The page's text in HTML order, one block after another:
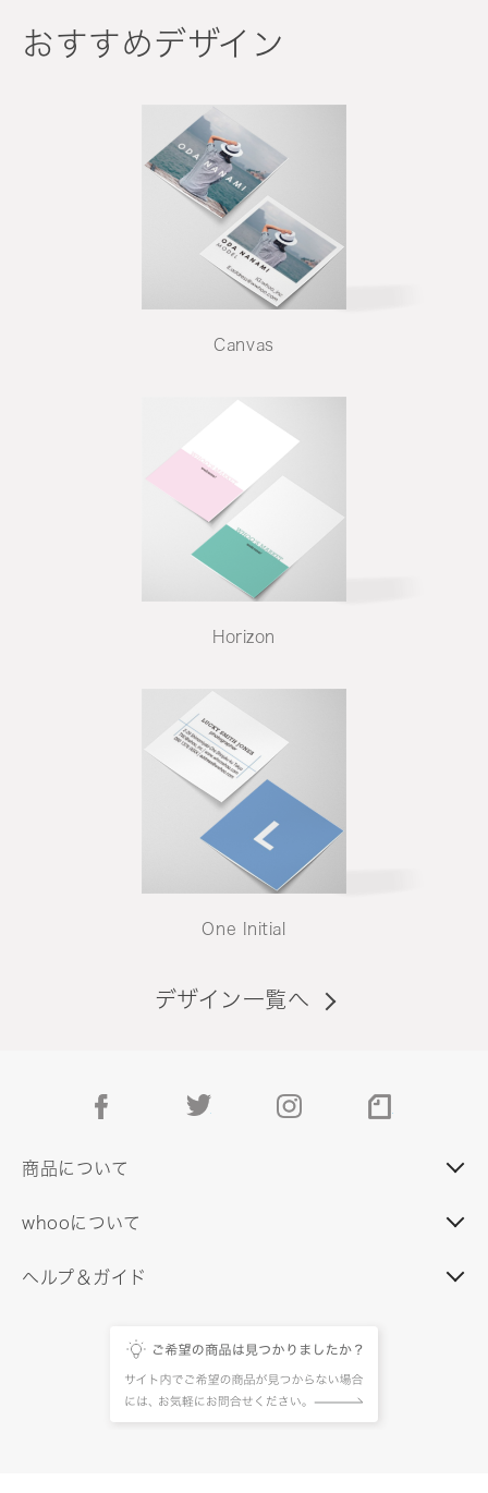
おすすめデザイン
Canvas
Horizon
One Initial
デザイン一覧へ
facebook instagram
商品について
whooについて
ヘルプ＆ガイド